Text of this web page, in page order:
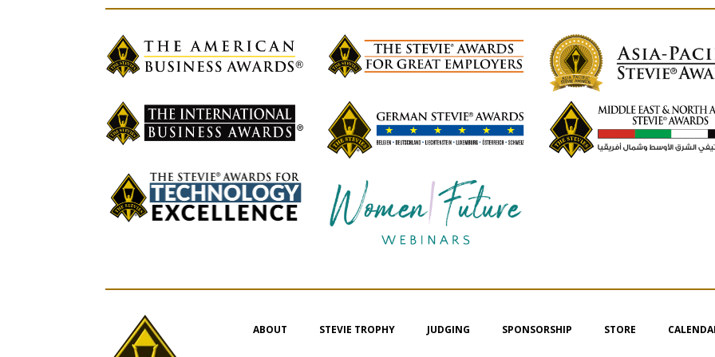
ABOUT STEVIE TROPHY JUDGING SPONSORSHIP STORE